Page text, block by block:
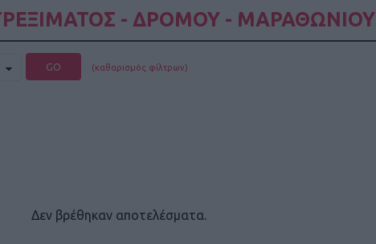
- ΔΡΟΜΟΥ - ΜΑΡΑΘΩΝΙΟΥ
GO (καθαρισμός φίλτρων)
Δεν βρέθηκαν αποτελέσματα.